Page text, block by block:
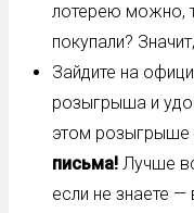
лотерею можно,
покупали?
Зайдите на
розыгрыша и
этом розыгрыше
письма! Лучше
если не знаете